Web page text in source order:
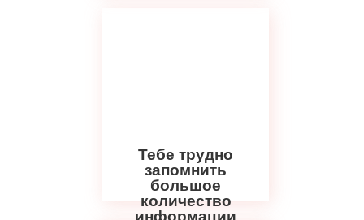
Тебе трудно
запомнить
большое
количество
информации